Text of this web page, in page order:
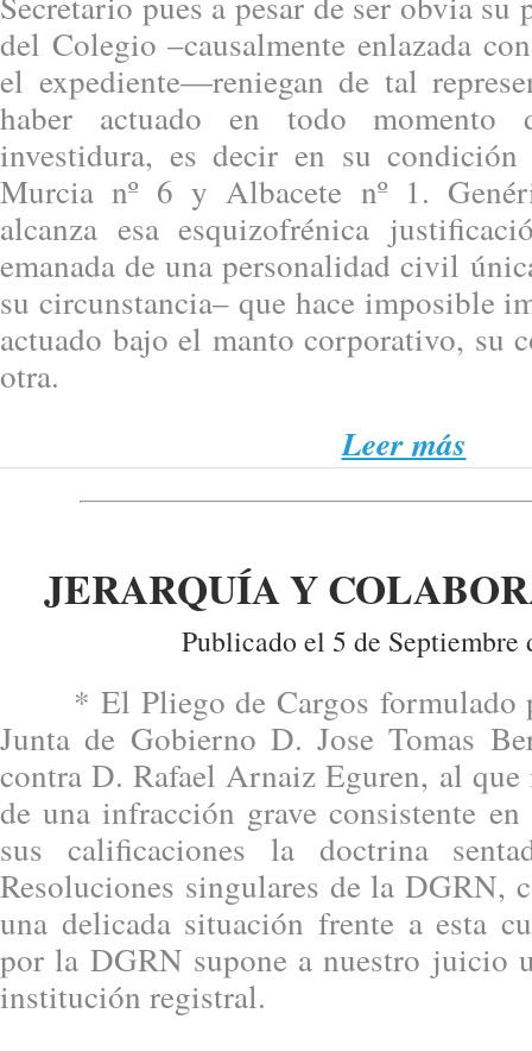
del Colegio –causalmente enlazada
el expediente—reniegan de tal
haber actuado en todo momento
investidura, es decir en su condición
Murcia nº 6 y Albacete nº 1.
alcanza esa esquizofrénica
emanada de una personalidad civil
su circunstancia– que hace imposible
actuado bajo el manto corporativo, su
otra.
Leer más
JERARQUÍA Y
Publicado el 5 de Septiembre
* El Pliego de Cargos formulado
Junta de Gobierno D. Jose Tomas
contra D. Rafael Arnaiz Eguren, al
de una infracción grave consistente
sus calificaciones la doctrina
Resoluciones singulares de la DGRN,
una delicada situación frente a esta
por la DGRN supone a nuestro juicio
institución registral.